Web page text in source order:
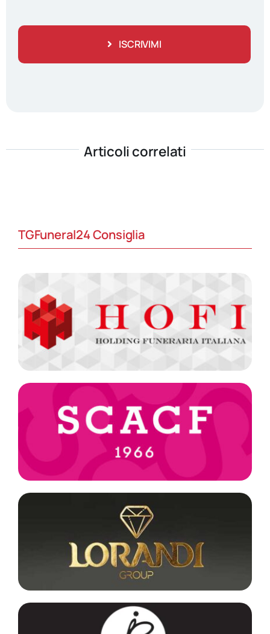
ISCRIVIMI
Articoli correlati
TGFuneral24 Consiglia